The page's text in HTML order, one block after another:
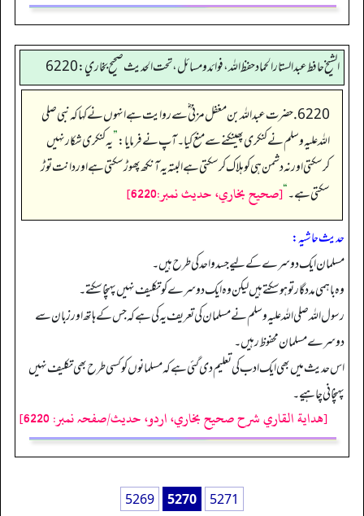
الشيخ حافط عبدالستار الحماد حفظ الله، فوائد و مسائل، تحت الحديث صحيح بخاري:6220
6220. حضرت عبداللہ بن مغفل مزنی ؓ سے روایت ہے انہوں نے کہا کہ نبی صلی
اللہ علیہ وسلم نے کنکری پھینکنے سے منع کیا۔ آپ نے فرمایا:”یہ کنکری شکار نہیں
کرسکتی اور نہ دشمن ہی کو ہلاک کرسکتی ہے البتہ یہ آنکھ پھوڑ سکتی ہے اور دانت توڑ
سکتی ہے۔“[صحيح بخاري، حديث نمبر:6220]
حدیث حاشیہ:
مسلمان ایک دوسرے کے لیے جسد واحد کی طرح ہیں۔
وہ باہمی مددگار تو ہو سکتے ہیں لیکن وہ ایک دوسرے کو تکلیف نہیں پہنچا سکتے۔
رسول اللہ صلی اللہ علیہ وسلم نے مسلمان کی تعریف یہ کی ہے کہ جس کے ہاتھ اور زبان سے
دوسرے مسلمان محفوظ رہیں۔
اس حدیث میں بھی ایک ادب کی تعلیم دی گئی ہے کہ مسلمانوں کو کسی طرح بھی تکلیف نہیں
پہنچانی چاہیے۔
[هداية القاري شرح صحيح بخاري، اردو، حدیث/صفحہ نمبر: 6220]
5269 5270 5271